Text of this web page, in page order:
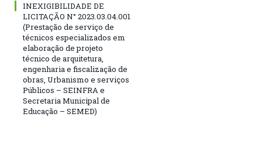
INEXIGIBILIDADE DE
LICITAÇÃO N° 2023.03.04.001
(Prestação de serviço de
técnicos especializados em
elaboração de projeto
técnico de arquitetura,
engenharia e fiscalização de
obras, Urbanismo e serviços
Públicos – SEINFRA e
Secretaria Municipal de
Educação – SEMED)